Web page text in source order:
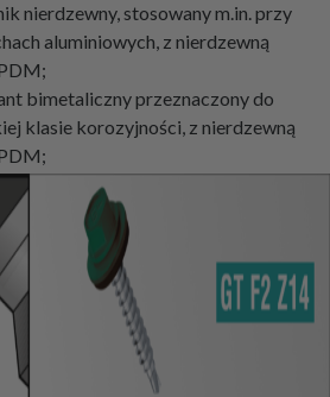
nierdzewny, stosowany m.in. przy
aluminiowych, z nierdzewną
bimetaliczny przeznaczony do
klasie korozyjności, z nierdzewną